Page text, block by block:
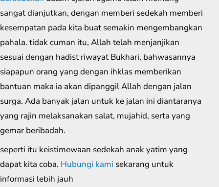
sangat dianjutkan, dengan memberi sedekah memberi
kesempatan pada kita buat semakin mengembangkan
pahala. tidak cuman itu, Allah telah menjanjikan
sesuai dengan hadist riwayat Bukhari, bahwasannya
siapapun orang yang dengan ihklas memberikan
bantuan maka ia akan dipanggil Allah dengan jalan
surga. Ada banyak jalan untuk ke jalan ini diantaranya
yang rajin melaksanakan salat, mujahid, serta yang
gemar beribadah.
seperti itu keistimewaan sedekah anak yatim yang
dapat kita coba. Hubungi kami sekarang untuk
informasi lebih jauh